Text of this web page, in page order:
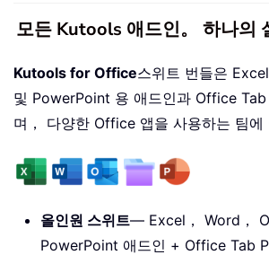
모든 Kutools 애드인。 하나의
Kutools for Office스위트 번들은
및 PowerPoint 용 애드인과 Office
며， 다양한 Office 앱을 사용하는 팀에
올인원 스위트— Excel， Word，
PowerPoint 애드인 + Office Tab